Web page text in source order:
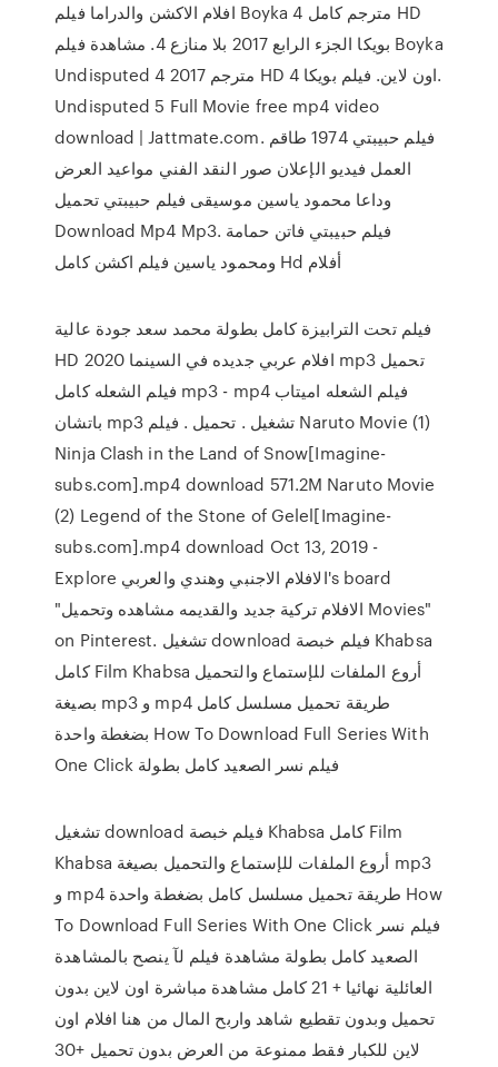
افلام الاكشن والدراما فيلم Boyka 4 مترجم كامل HD
بويكا الجزء الرابع 2017 بلا منازع 4. مشاهدة فيلم Boyka
Undisputed 4 2017 مترجم HD اون لاين. فيلم بويكا 4.
Undisputed 5 Full Movie free mp4 video
download | Jattmate.com. فيلم حبيبتي 1974 طاقم
العمل فيديو الإعلان صور النقد الفني مواعيد العرض
وداعا محمود ياسين موسيقى فيلم حبيبتي تحميل
Download Mp4 Mp3. فيلم حبيبتي فاتن حمامة
ومحمود ياسين فيلم اكشن كامل Hd أفلام
فيلم تحت الترابيزة كامل بطولة محمد سعد جودة عالية
HD افلام عربي جديده في السينما 2020 mp3 تحميل
فيلم الشعله كامل mp3 - mp4 فيلم الشعله اميتاب
باتشان mp3 تشغيل . تحميل . فيلم Naruto Movie (1)
Ninja Clash in the Land of Snow[Imagine-
subs.com].mp4 download 571.2M Naruto Movie
(2) Legend of the Stone of Gelel[Imagine-
subs.com].mp4 download Oct 13, 2019 -
Explore الافلام الاجنبي وهندي والعربي's board
"الافلام تركية جديد والقديمه مشاهده وتحميل Movies"
on Pinterest. تشغيل download فيلم خبصة Khabsa
كامل Film Khabsa أروع الملفات للإستماع والتحميل
بصيغة mp3 و mp4 طريقة تحميل مسلسل كامل
بضغطة واحدة How To Download Full Series With
One Click فيلم نسر الصعيد كامل بطولة
تشغيل download فيلم خبصة Khabsa كامل Film
Khabsa أروع الملفات للإستماع والتحميل بصيغة mp3
و mp4 طريقة تحميل مسلسل كامل بضغطة واحدة How
To Download Full Series With One Click فيلم نسر
الصعيد كامل بطولة مشاهدة فيلم لآ ينصح بالمشاهدة
العائلية نهائيا + 21 كامل مشاهدة مباشرة اون لاين بدون
تحميل وبدون تقطيع شاهد واربح المال من هنا افلام اون
لاين للكبار فقط ممنوعة من العرض بدون تحميل +30